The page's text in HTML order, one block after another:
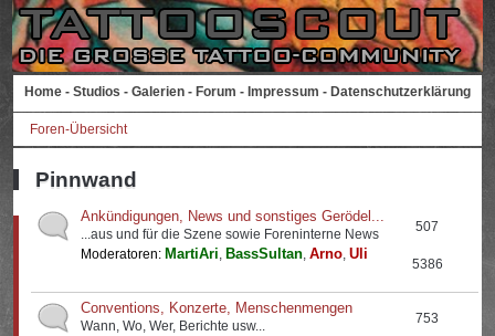
Home - Studios - Galerien - Forum - Impressum - Datenschutzerklärung
Foren-Übersicht
Pinnwand
Ankündigungen, News und sonstiges Gerödel...
...aus und für die Szene sowie Foreninterne News
Moderatoren: MartiAri, BassSultan,Arno,Uli
507
5386
Conventions, Konzerte, Menschenmengen
Wann, Wo, Wer, Berichte usw...
753